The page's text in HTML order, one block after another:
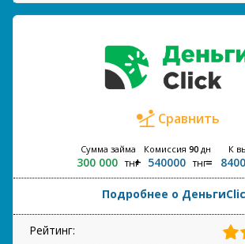
Сравнить
Сумма займа
300 000 тнг
Комиссия 90дн
540000 тнг
К
Подробнее о
Рейтинг: